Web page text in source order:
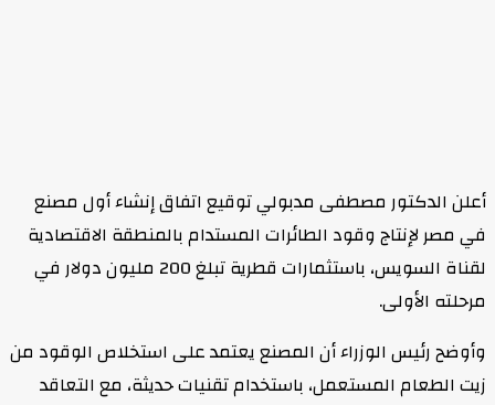
أعلن الدكتور مصطفى مدبولي توقيع اتفاق إنشاء أول مصنع
في مصر لإنتاج وقود الطائرات المستدام بالمنطقة الاقتصادية
لقناة السويس، باستثمارات قطرية تبلغ 200 مليون دولار في
مرحلته الأولى.
وأوضح رئيس الوزراء أن المصنع يعتمد على استخلاص الوقود من
زيت الطعام المستعمل، باستخدام تقنيات حديثة، مع التعاقد